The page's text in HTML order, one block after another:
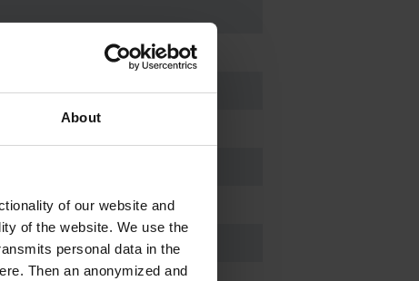
About
of our website and
of the website. We use the
personal data in the
Then an anonymized and